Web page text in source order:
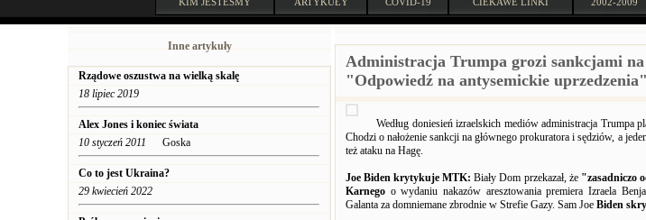
Inne artykuły
Rządowe oszustwa na wielką skalę
18 lipiec 2019
Alex Jones i koniec świata
10 styczeń 2011 Goska
Co to jest Ukraina?
29 kwiecień 2022
Administracja Trumpa grozi sankcjami
"Odpowiedź na antysemickie uprzedzenia"
Według doniesień izraelskich mediów administracja Trumpa
Chodzi o nałożenie sankcji na głównego prokuratora i sędziów, a
też ataku na Hagę.
Joe Biden krytykuje MTK: Biały Dom przekazał, że "zasadniczo
Karnego o wydaniu nakazów aresztowania premiera Izraela
Galanta za domniemane zbrodnie w Strefie Gazy. Sam Joe Biden